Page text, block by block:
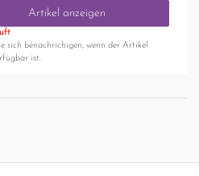
Artikel anzeigen
sich benachrichigen, wenn der Artikel
ist.